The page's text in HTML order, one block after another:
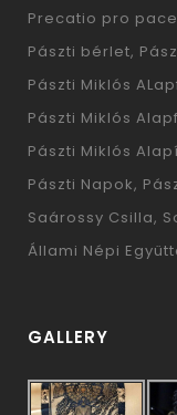
Precatio pro pace
Pászti bérlet
Pászti Miklós
Pászti Miklós
Pászti Miklós
Pászti Napok
Saárossy Csilla
Állami Népi
GALLERY